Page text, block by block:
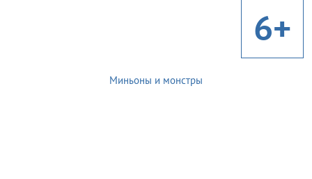
6+
Миньоны и монстры